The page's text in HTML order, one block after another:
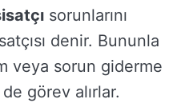
sorunlarını
denir. Bununla
veya sorun giderme
görev alırlar.